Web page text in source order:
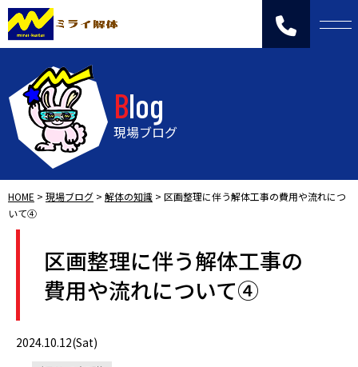
Blog
現場ブログ
HOME > 現場ブログ > 解体の知識 > 区画整理に伴う解体工事の費用や流れにつ
いて④
区画整理に伴う解体工事の
費用や流れについて④
2024.10.12(Sat)